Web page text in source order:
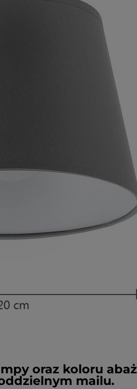
oraz koloru
mailu.